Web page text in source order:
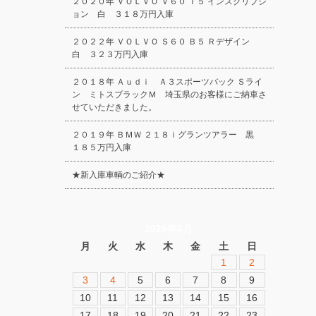
ョン 白 ３１８万円入庫
２０２２年 ＶＯＬＶＯ Ｓ６０ Ｂ５ Ｒデザイン
白 ３２３万円入庫
２０１８年 Ａｕｄｉ Ａ３スポーツバック Ｓライ
ン ミトスブラックＭ 埼玉県のお客様にご納車さ
せていただきました。
２０１９年 ＢＭＷ ２１８ｉグランツアラー 黒
１８５万円入庫
★新入庫車輌のご紹介★
月
火 水 木 金 土
日
1
2
3
4 5 6 7 8
9
10
11 12 13 14 15
16